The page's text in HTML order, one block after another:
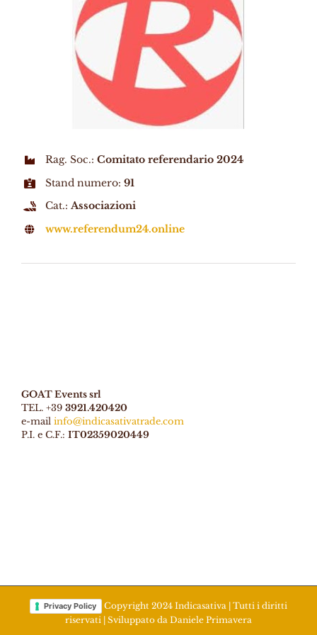
Rag. Soc.: Comitato referendario 2024
Stand numero: 91
Cat.:Associazioni
www.referendum24.online
GOAT Events srl
TEL. +39 3921.420420
e-mail info@indicasativatrade.com
P.I. e C.F.: IT02359020449
Privacy Policy
Copyright 2024 Indicasativa | Tutti i diritti
riservati | Sviluppato da Daniele Primavera